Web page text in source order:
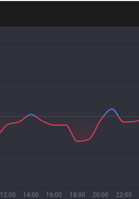
12:00 14:00 16:00 18:00 20:00 22:00